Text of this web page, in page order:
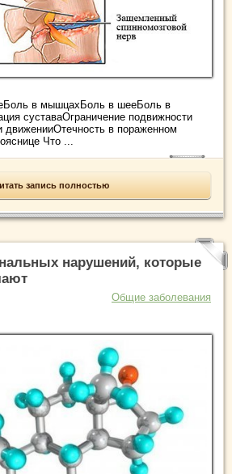
в мышцахБоль в шееБоль в
суставаОграничение подвижности
движенииОтечность в пораженном
Что ...
запись полностью
нарушений, которые
Общие заболевания